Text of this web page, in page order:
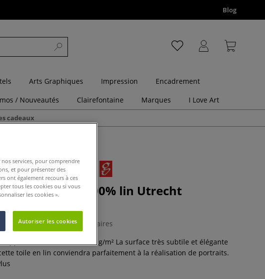
Blog
Arts Graphiques Impression
Encadrement
/ Nouveautés Clairefontaine Marques I Love Art
cadeaux
enduite en 100% lin Utrecht
0 Commentaires
apprêtée en lin Utrecht 320 g/m² La surface très subtile et élégante
toile en lin conviendra parfaitement à la réalisation de portraits.
services, pour comprendre
et pour présenter des
ont également recours à ces
tous les cookies ou si vous
les cookies ».
Autoriser les cookies